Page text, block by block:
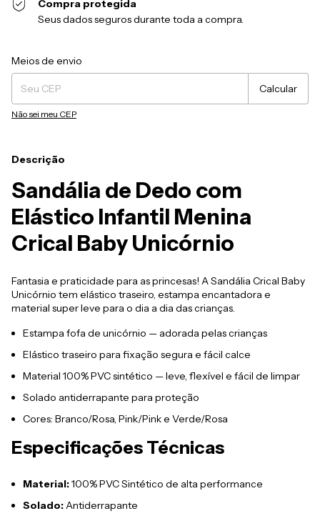
Compra protegida
Seus dados seguros durante toda a compra.
Entregas para o CEP:
Meios de envio
Calcular
Não sei meu CEP
Descrição
Sandália de Dedo com
Elástico Infantil Menina
Crical Baby Unicórnio
Fantasia e praticidade para as princesas! A Sandália Crical Baby
Unicórnio tem elástico traseiro, estampa encantadora e
material super leve para o dia a dia das crianças.
Estampa fofa de unicórnio — adorada pelas crianças
Elástico traseiro para fixação segura e fácil calce
Material 100% PVC sintético — leve, flexível e fácil de limpar
Solado antiderrapante para proteção
Cores: Branco/Rosa, Pink/Pink e Verde/Rosa
Especificações Técnicas
Material:100% PVC Sintético de alta performance
Solado:Antiderrapante